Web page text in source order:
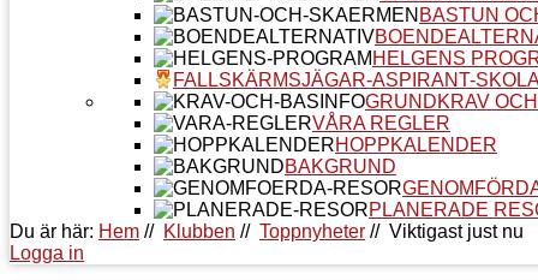
BASTUN
HELGENS
FALLSKÄRMSJÄGAR-ASPIRANT-
GRUNDKRAV
VÅRA REGLER
HOPPKALENDER
BAKGRUND
PLANERADE
Du är här: Hem // Klubben // Toppnyheter // Viktigast just nu
Logga in